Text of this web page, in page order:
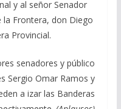
y al señor Senador
Frontera, don Diego
Provincial.
senadores y público
Sergio Omar Ramos y
a izar las Banderas